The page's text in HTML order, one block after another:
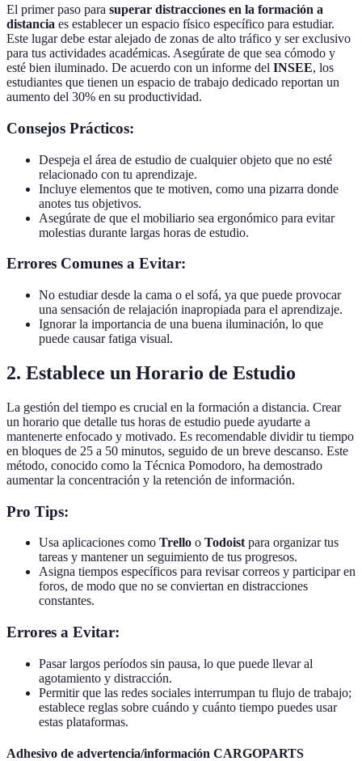
El primer paso para superar distracciones en la formación a
distancia es establecer un espacio físico específico para estudiar.
Este lugar debe estar alejado de zonas de alto tráfico y ser exclusivo
para tus actividades académicas. Asegúrate de que sea cómodo y
esté bien iluminado. De acuerdo con un informe del INSEE, los
estudiantes que tienen un espacio de trabajo dedicado reportan un
aumento del 30% en su productividad.
Consejos Prácticos:
Despeja el área de estudio de cualquier objeto que no esté
relacionado con tu aprendizaje.
Incluye elementos que te motiven, como una pizarra donde
anotes tus objetivos.
Asegúrate de que el mobiliario sea ergonómico para evitar
molestias durante largas horas de estudio.
Errores Comunes a Evitar:
No estudiar desde la cama o el sofá, ya que puede provocar
una sensación de relajación inapropiada para el aprendizaje.
Ignorar la importancia de una buena iluminación, lo que
puede causar fatiga visual.
2. Establece un Horario de Estudio
La gestión del tiempo es crucial en la formación a distancia. Crear
un horario que detalle tus horas de estudio puede ayudarte a
mantenerte enfocado y motivado. Es recomendable dividir tu tiempo
en bloques de 25 a 50 minutos, seguido de un breve descanso. Este
método, conocido como la Técnica Pomodoro, ha demostrado
aumentar la concentración y la retención de información.
Pro Tips:
Usa aplicaciones como Trello o Todoist para organizar tus
tareas y mantener un seguimiento de tus progresos.
Asigna tiempos específicos para revisar correos y participar en
foros, de modo que no se conviertan en distracciones
constantes.
Errores a Evitar:
Pasar largos períodos sin pausa, lo que puede llevar al
agotamiento y distracción.
Permitir que las redes sociales interrumpan tu flujo de trabajo;
establece reglas sobre cuándo y cuánto tiempo puedes usar
estas plataformas.
Adhesivo de advertencia/información CARGOPARTS